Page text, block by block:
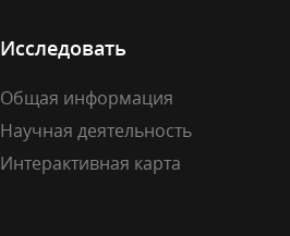
Исследовать
Общая информация
Научная деятельность
Интерактивная карта